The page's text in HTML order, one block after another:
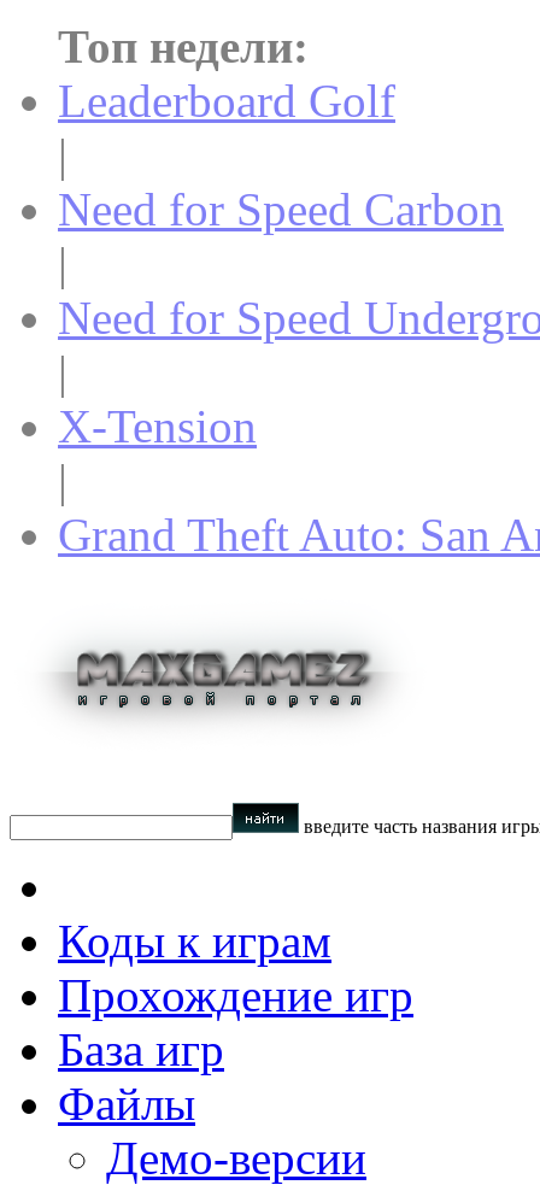
Топ недели:
Leaderboard Golf
|
Need for Speed Carbon
|
Need for Speed
|
X-Tension
|
Grand Theft Auto: San
введите часть названия
Коды к играм
Прохождение игр
База игр
Файлы
Демо-версии